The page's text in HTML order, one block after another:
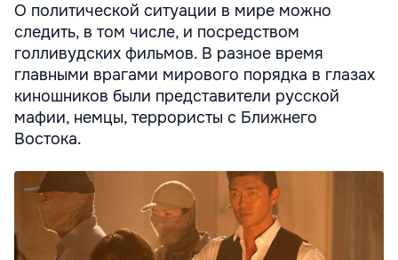
О политической ситуации в мире можно
следить, в том числе, и посредством
голливудских фильмов. В разное время
главными врагами мирового порядка в глазах
киношников были представители русской
мафии, немцы, террористы с Ближнего
Востока.